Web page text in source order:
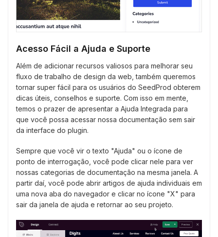
Acesso Fácil a Ajuda e Suporte
Além de adicionar recursos valiosos para melhorar seu
fluxo de trabalho de design da web, também queremos
tornar super fácil para os usuários do SeedProd obterem
dicas úteis, conselhos e suporte. Com isso em mente,
temos o prazer de apresentar a Ajuda Integrada para
que você possa acessar nossa documentação sem sair
da interface do plugin.
Sempre que você vir o texto "Ajuda" ou o ícone de
ponto de interrogação, você pode clicar nele para ver
nossas categorias de documentação na mesma janela. A
partir daí, você pode abrir artigos de ajuda individuais em
uma nova aba do navegador e clicar no ícone "X" para
sair da janela de ajuda e retornar ao seu projeto.